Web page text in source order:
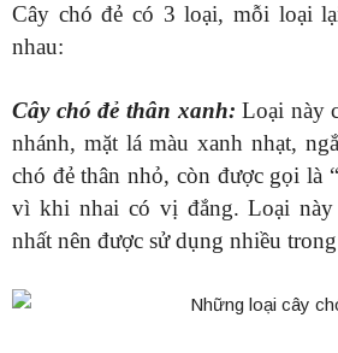
Cây chó đẻ có 3 loại, mỗi loại
nhau:
Cây chó đẻ thân xanh: Loại này
nhánh, mặt lá màu xanh nhạt,
chó đẻ thân nhỏ, còn được gọi là “
vì khi nhai có vị đắng. Loại
nhất nên được sử dụng nhiều